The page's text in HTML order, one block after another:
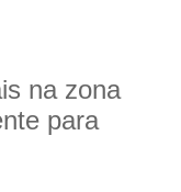
na zona
para